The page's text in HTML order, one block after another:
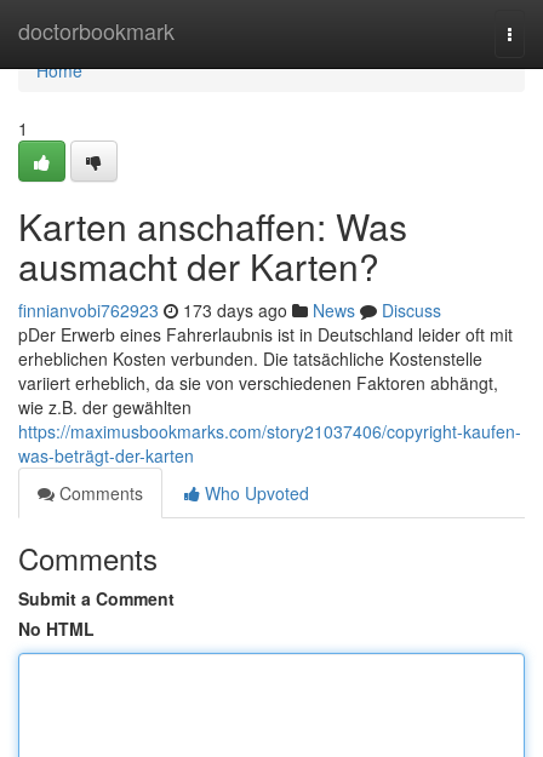
doctorbookmark
Home
Home
1
Karten anschaffen: Was
ausmacht der Karten?
finnianvobi762923 173 days ago News
Discuss
pDer Erwerb eines Fahrerlaubnis ist in Deutschland leider oft mit
erheblichen Kosten verbunden. Die tatsächliche Kostenstelle
variiert erheblich, da sie von verschiedenen Faktoren abhängt,
wie z.B. der gewählten
https://maximusbookmarks.com/story21037406/copyright-kaufen-
was-beträgt-der-karten
Comments
Who Upvoted
Comments
Submit a Comment
No HTML